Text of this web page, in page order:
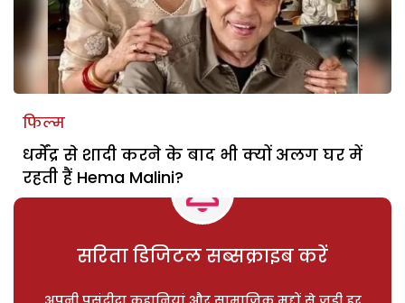
फिल्म
धर्मेंद्र से शादी करने के बाद भी क्यों अलग घर में
रहती हैं Hema Malini?
सरिता डिजिटल सब्सक्राइब करें